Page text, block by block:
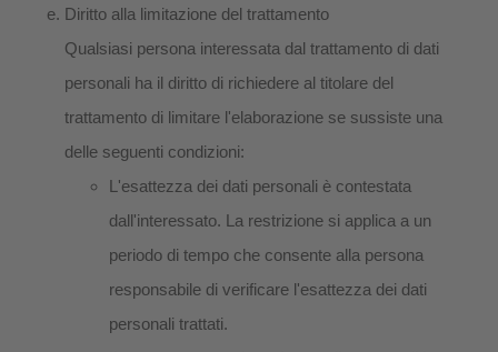
Diritto alla limitazione del trattamento
Qualsiasi persona interessata dal trattamento di dati
personali ha il diritto di richiedere al titolare del
trattamento di limitare l'elaborazione se sussiste una
delle seguenti condizioni:
L'esattezza dei dati personali è contestata
dall'interessato. La restrizione si applica a un
periodo di tempo che consente alla persona
responsabile di verificare l'esattezza dei dati
personali trattati.